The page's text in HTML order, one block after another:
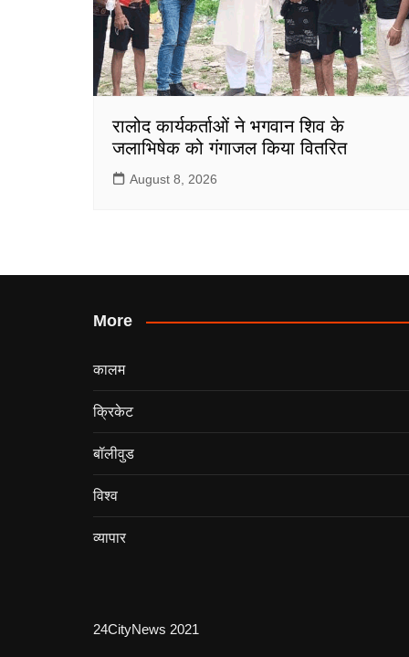
रालोद कार्यकर्ताओं ने भगवान शिव के
जलाभिषेक को गंगाजल किया वितरित
August 8, 2026
More
कालम
क्रिकेट
बॉलीवुड
विश्व
व्यापार
24CityNews 2021